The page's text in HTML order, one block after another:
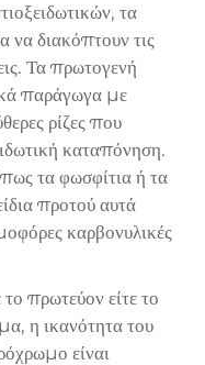
τα
να διακόπτουν τις
Τα πρωτογενή
παράγωγα με
ρίζες που
καταπόνηση.
τα φωσφίτια ή τα
προτού αυτά
καρβονυλικές
το πρωτεύον είτε το
η ικανότητα του
είναι